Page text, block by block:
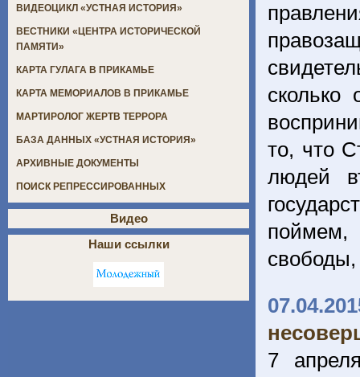
сколько
то, что
людей
поймем,
свободы,
7
ВИДЕОЦИКЛ «УСТНАЯ ИСТОРИЯ»
ВЕСТНИКИ «ЦЕНТРА ИСТОРИЧЕСКОЙ
ПАМЯТИ»
КАРТА ГУЛАГА В ПРИКАМЬЕ
КАРТА МЕМОРИАЛОВ В ПРИКАМЬЕ
МАРТИРОЛОГ ЖЕРТВ ТЕРРОРА
БАЗА ДАННЫХ «УСТНАЯ ИСТОРИЯ»
АРХИВНЫЕ ДОКУМЕНТЫ
ПОИСК РЕПРЕССИРОВАННЫХ
Видео
Наши ссылки